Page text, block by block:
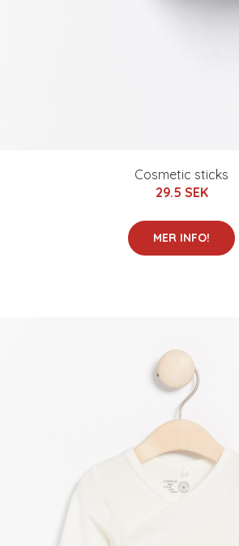
Cosmetic sticks
29.5 SEK
MER INFO!